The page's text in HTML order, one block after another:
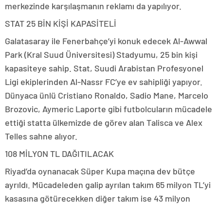
merkezinde karşılaşmanın reklamı da yapılıyor.
STAT 25 BİN KİŞİ KAPASİTELİ
Galatasaray ile Fenerbahçe’yi konuk edecek Al-Awwal
Park (Kral Suud Üniversitesi) Stadyumu, 25 bin kişi
kapasiteye sahip. Stat, Suudi Arabistan Profesyonel
Ligi ekiplerinden Al-Nassr FC’ye ev sahipliği yapıyor.
Dünyaca ünlü Cristiano Ronaldo, Sadio Mane, Marcelo
Brozovic, Aymeric Laporte gibi futbolcuların mücadele
ettiği statta ülkemizde de görev alan Talisca ve Alex
Telles sahne alıyor.
108 MİLYON TL DAĞITILACAK
Riyad’da oynanacak Süper Kupa maçına dev bütçe
ayrıldı. Mücadeleden galip ayrılan takım 65 milyon TL’yi
kasasına götürecekken diğer takım ise 43 milyon